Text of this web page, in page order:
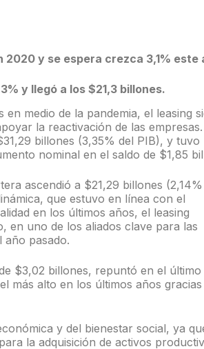
y se espera crezca 3,1% este
y llegó a los $21,3 billones.
medio de la pandemia, el leasing
la reactivación de las empresas.
billones (3,35% del PIB), y tuvo
nominal en el saldo de $1,85
ascendió a $21,29 billones
que estuvo en línea con el
en los últimos años, el leasing
en uno de los aliados clave para las
año pasado.
$3,02 billones, repuntó en el último
más alto en los últimos años gracias
y del bienestar social, ya
la adquisición de activos